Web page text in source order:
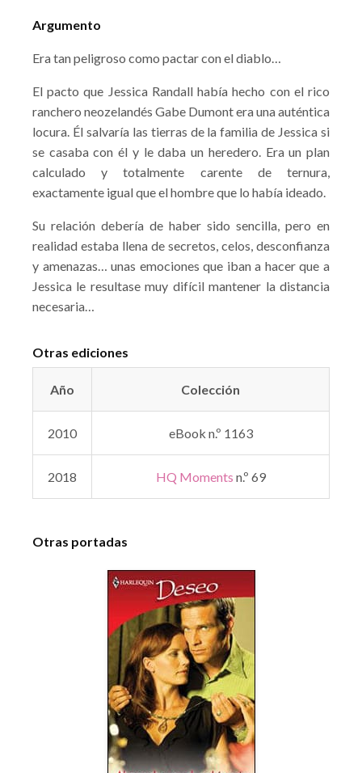
Argumento
Era tan peligroso como pactar con el diablo…
El pacto que Jessica Randall había hecho con el rico
ranchero neozelandés Gabe Dumont era una auténtica
locura. Él salvaría las tierras de la familia de Jessica si
se casaba con él y le daba un heredero. Era un plan
calculado y totalmente carente de ternura,
exactamente igual que el hombre que lo había ideado.
Su relación debería de haber sido sencilla, pero en
realidad estaba llena de secretos, celos, desconfianza
y amenazas… unas emociones que iban a hacer que a
Jessica le resultase muy difícil mantener la distancia
necesaria…
Otras ediciones
Año Colección
2010 eBook n.º 1163
2018 HQ Moments n.º 69
Otras portadas